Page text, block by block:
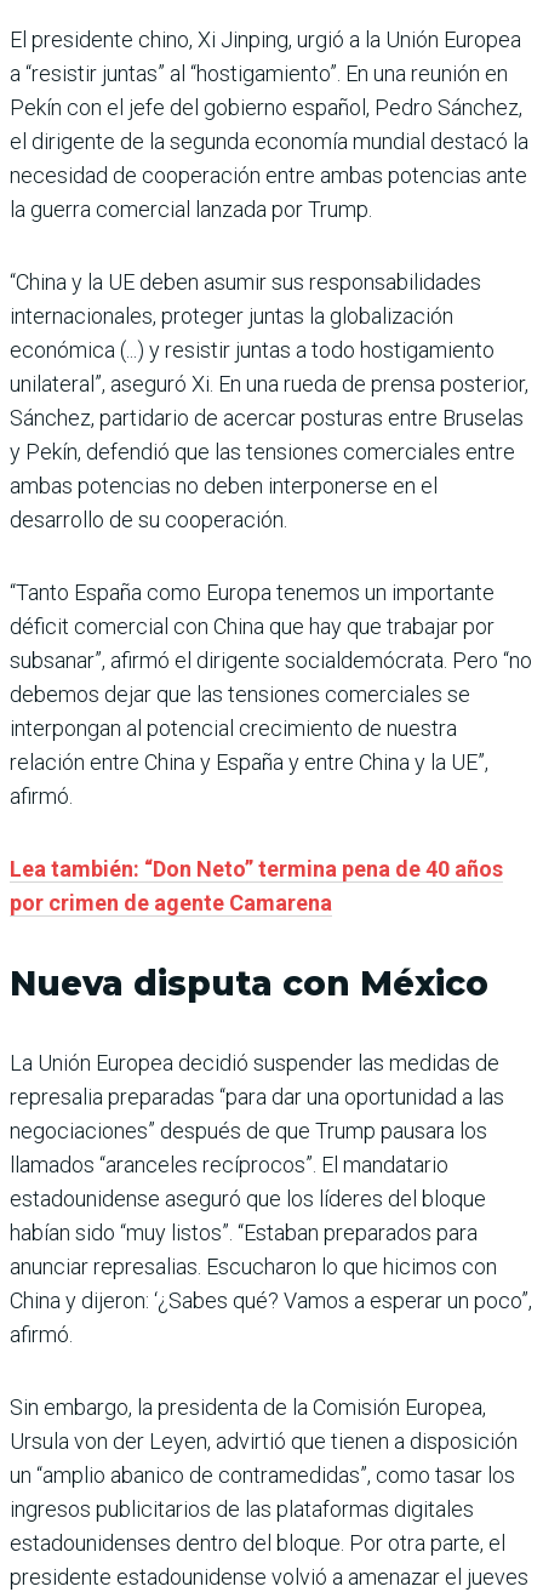
El presidente chino, Xi Jinping, urgió a la Unión Europea
a “resistir juntas” al “hostigamiento”. En una reunión en
Pekín con el jefe del gobierno español, Pedro Sánchez,
el dirigente de la segunda economía mundial destacó la
necesidad de cooperación entre ambas potencias ante
la guerra comercial lanzada por Trump.
“China y la UE deben asumir sus responsabilidades
internacionales, proteger juntas la globalización
económica (...) y resistir juntas a todo hostigamiento
unilateral”, aseguró Xi. En una rueda de prensa posterior,
Sánchez, partidario de acercar posturas entre Bruselas
y Pekín, defendió que las tensiones comerciales entre
ambas potencias no deben interponerse en el
desarrollo de su cooperación.
“Tanto España como Europa tenemos un importante
déficit comercial con China que hay que trabajar por
subsanar”, afirmó el dirigente socialdemócrata. Pero “no
debemos dejar que las tensiones comerciales se
interpongan al potencial crecimiento de nuestra
relación entre China y España y entre China y la UE”,
afirmó.
Lea también: “Don Neto” termina pena de 40 años
por crimen de agente Camarena
Nueva disputa con México
La Unión Europea decidió suspender las medidas de
represalia preparadas “para dar una oportunidad a las
negociaciones” después de que Trump pausara los
llamados “aranceles recíprocos”. El mandatario
estadounidense aseguró que los líderes del bloque
habían sido “muy listos”. “Estaban preparados para
anunciar represalias. Escucharon lo que hicimos con
China y dijeron: ‘¿Sabes qué? Vamos a esperar un poco”,
afirmó.
Sin embargo, la presidenta de la Comisión Europea,
Ursula von der Leyen, advirtió que tienen a disposición
un “amplio abanico de contramedidas”, como tasar los
ingresos publicitarios de las plataformas digitales
estadounidenses dentro del bloque. Por otra parte, el
presidente estadounidense volvió a amenazar el jueves